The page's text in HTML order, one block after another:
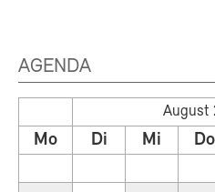
AGENDA
August
Mo Di Mi Do